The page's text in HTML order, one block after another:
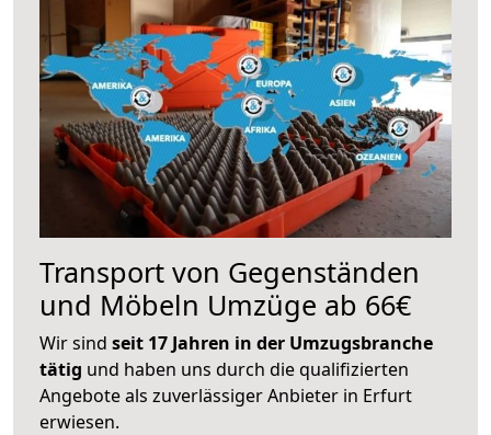
Transport von Gegenständen
und Möbeln Umzüge ab 66€
Wir sind seit 17 Jahren in der Umzugsbranche
tätig und haben uns durch die qualifizierten
Angebote als zuverlässiger Anbieter in Erfurt
erwiesen.